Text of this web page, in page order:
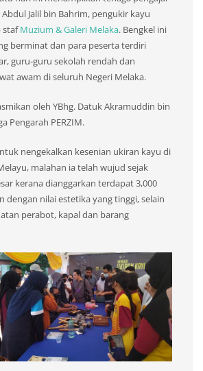
Jalil bin Bahrim, pengukir kayu
stafMuzium & Galeri Melaka. Bengkel ini
berminat dan para peserta terdiri
guru-guru sekolah rendah dan
awam di seluruh Negeri Melaka.
oleh YBhg. Datuk Akramuddin bin
Pengarah PERZIM.
nengekalkan kesenian ukiran kayu di
malahan ia telah wujud sejak
kerana dianggarkan terdapat 3,000
dengan nilai estetika yang tinggi, selain
perabot, kapal dan barang